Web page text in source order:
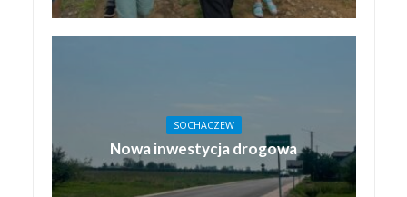
SOCHACZEW
Nowa inwestycja drogowa